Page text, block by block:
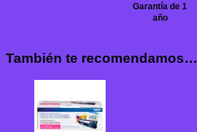
Garantía de 1
año
También te recomendamos…